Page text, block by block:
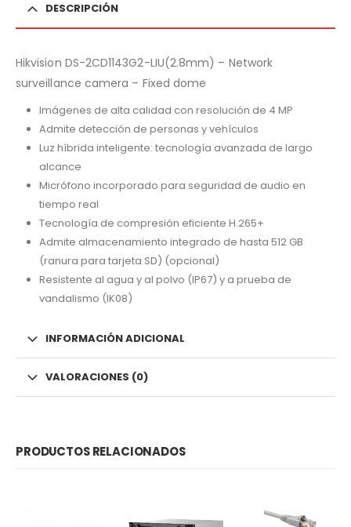
DESCRIPCIÓN
Hikvision DS-2CD1143G2-LIU(2.8mm) – Network
surveillance camera – Fixed dome
Imágenes de alta calidad con resolución de 4 MP
Admite detección de personas y vehículos
Luz híbrida inteligente: tecnología avanzada de largo
alcance
Micrófono incorporado para seguridad de audio en
tiempo real
Tecnología de compresión eficiente H.265+
Admite almacenamiento integrado de hasta 512 GB
(ranura para tarjeta SD) (opcional)
Resistente al agua y al polvo (IP67) y a prueba de
vandalismo (IK08)
INFORMACIÓN ADICIONAL
VALORACIONES (0)
PRODUCTOS RELACIONADOS